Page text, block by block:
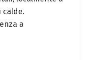
calde.
a